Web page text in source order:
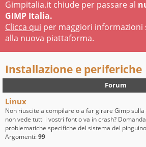
Gimpitalia.it chiude per passare al
GIMP Italia.
Clicca qui per maggiori informazioni
alla nuova piattaforma.
Installazione e periferiche
Forum
Linux
Non riuscite a compilare o a far girare Gimp
non vede tutti i vostri font o va in crash?
problematiche specifiche del sistema del
Argomenti:99